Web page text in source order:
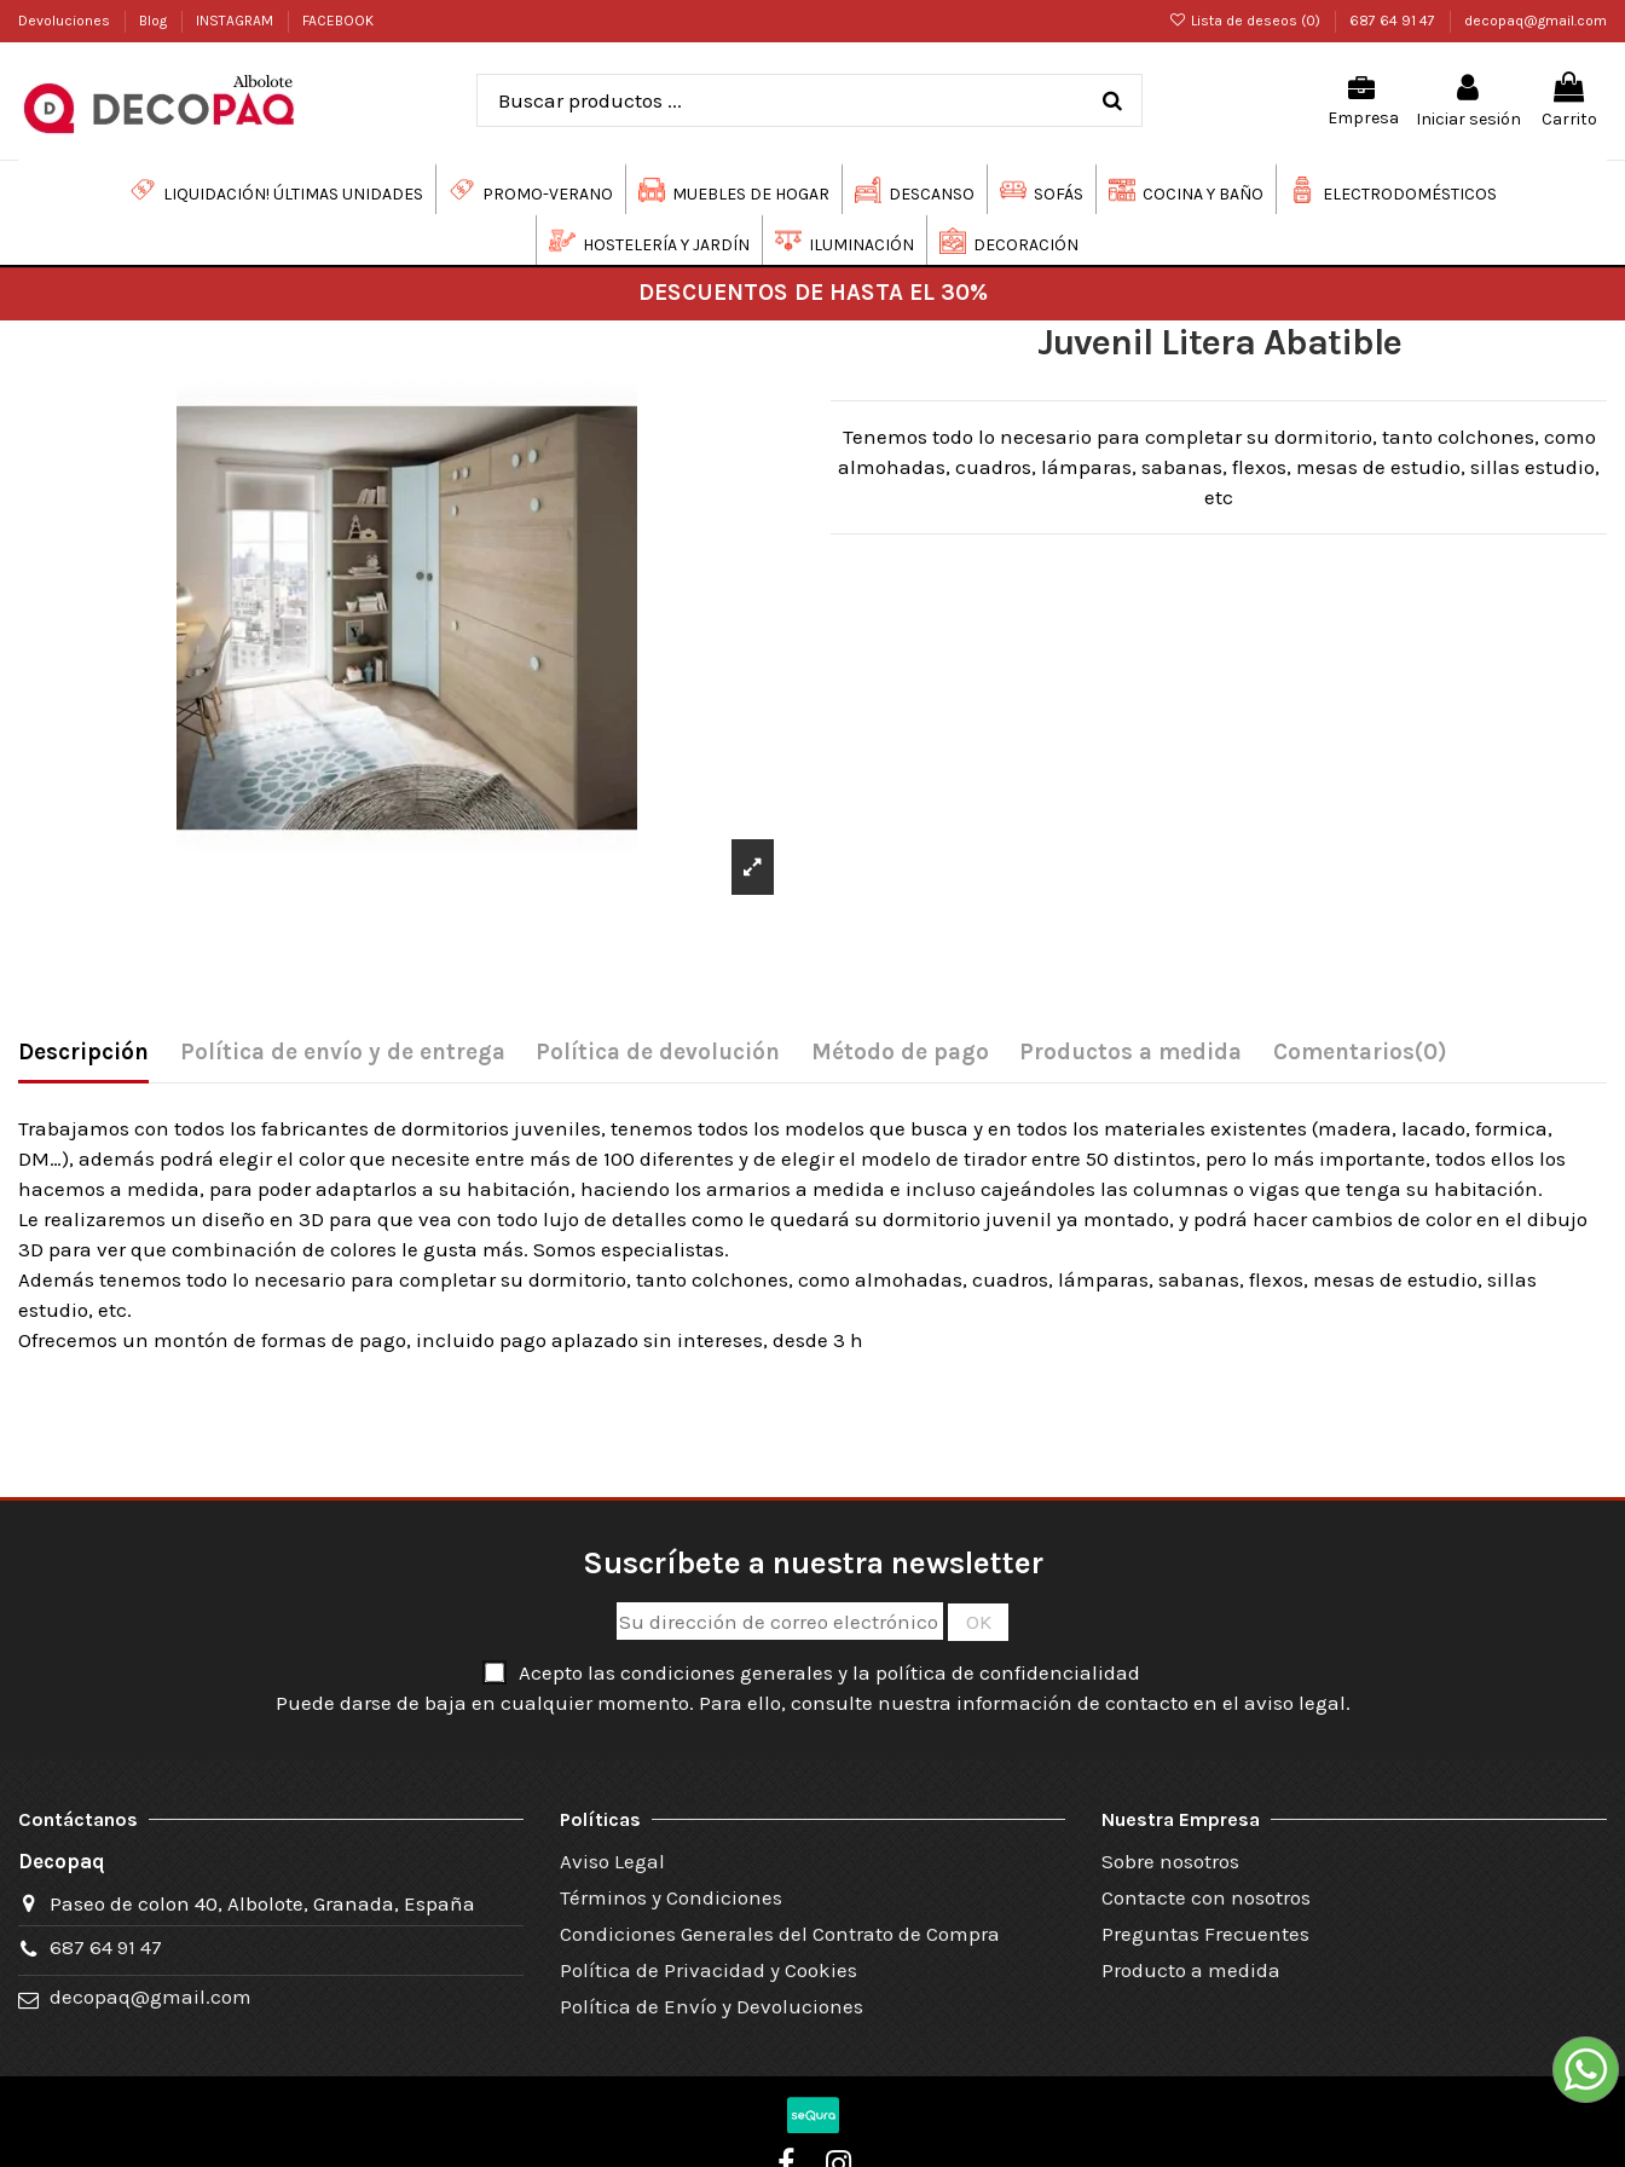
Devoluciones Blog INSTAGRAM FACEBOOK Lista de deseos (0) 687 64 91 47 decopaq@gmail.com
Empresa Iniciar sesión Carrito
LIQUIDACIÓN! ÚLTIMAS UNIDADES PROMO-VERANO MUEBLES DE HOGAR DESCANSO SOFÁS COCINA Y BAÑO ELECTRODOMÉSTICOS
HOSTELERÍA Y JARDÍN ILUMINACIÓN DECORACIÓN
DESCUENTOS DE HASTA EL 30%
Juvenil Litera Abatible
Tenemos todo lo necesario para completar su dormitorio, tanto colchones, como
almohadas, cuadros, lámparas, sabanas, flexos, mesas de estudio, sillas estudio,
etc
Descripción Política de envío y de entrega Política de devolución Método de pago Productos a medida Comentarios(0)
Trabajamos con todos los fabricantes de dormitorios juveniles, tenemos todos los modelos que busca y en todos los materiales existentes (madera, lacado, formica,
DM…), además podrá elegir el color que necesite entre más de 100 diferentes y de elegir el modelo de tirador entre 50 distintos, pero lo más importante, todos ellos los
hacemos a medida, para poder adaptarlos a su habitación, haciendo los armarios a medida e incluso cajeándoles las columnas o vigas que tenga su habitación.
Le realizaremos un diseño en 3D para que vea con todo lujo de detalles como le quedará su dormitorio juvenil ya montado, y podrá hacer cambios de color en el dibujo
3D para ver que combinación de colores le gusta más. Somos especialistas.
Además tenemos todo lo necesario para completar su dormitorio, tanto colchones, como almohadas, cuadros, lámparas, sabanas, flexos, mesas de estudio, sillas
estudio, etc.
Ofrecemos un montón de formas de pago, incluido pago aplazado sin intereses, desde 3 h
Suscríbete a nuestra newsletter
Acepto las condiciones generales y la política de confidencialidad
Puede darse de baja en cualquier momento. Para ello, consulte nuestra información de contacto en el aviso legal.
Contáctanos
Decopaq
Paseo de colon 40, Albolote, Granada, España
687 64 91 47
decopaq@gmail.com
Políticas
Aviso Legal
Términos y Condiciones
Condiciones Generales del Contrato de Compra
Política de Privacidad y Cookies
Política de Envío y Devoluciones
Nuestra Empresa
Sobre nosotros
Contacte con nosotros
Preguntas Frecuentes
Producto a medida